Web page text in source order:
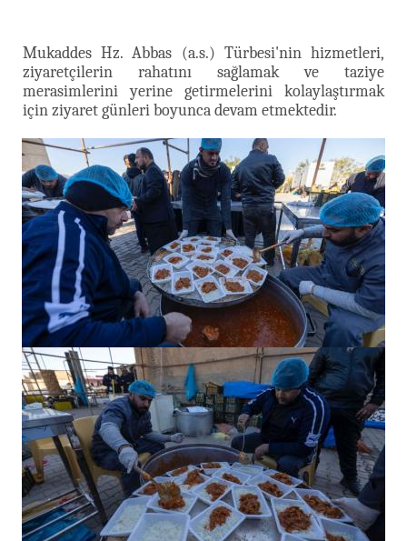
Mukaddes Hz. Abbas (a.s.) Türbesi'nin hizmetleri,
ziyaretçilerin rahatını sağlamak ve taziye
merasimlerini yerine getirmelerini kolaylaştırmak
için ziyaret günleri boyunca devam etmektedir.​​​​​​​​​​​​​​​​